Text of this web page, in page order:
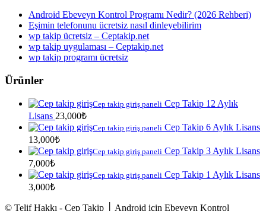
Android Ebeveyn Kontrol Programı Nedir? (2026 Rehberi)
Eşimin telefonunu ücretsiz nasıl dinleyebilirim
wp takip ücretsiz – Ceptakip.net
wp takip uygulaması – Ceptakip.net
wp takip programı ücretsiz
Ürünler
Cep takip giriş paneli Cep Takip 12 Aylık
Lisans 23,000₺
Cep takip giriş paneli Cep Takip 6 Aylık Lisans
13,000₺
Cep takip giriş paneli Cep Takip 3 Aylık Lisans
7,000₺
Cep takip giriş paneli Cep Takip 1 Aylık Lisans
3,000₺
© Telif Hakkı - Cep Takip │ Android için Ebeveyn Kontrol